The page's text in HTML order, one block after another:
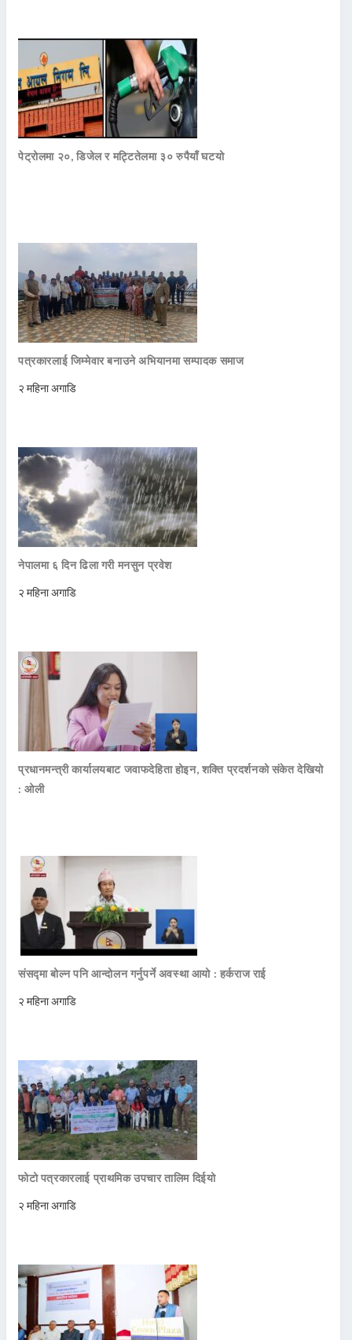
पेट्रोलमा २०, डिजेल र मट्टितेलमा ३० रुपैयाँ घटयो
पत्रकारलाई जिम्मेवार बनाउने अभियानमा सम्पादक समाज
२ महिना अगाडि
नेपालमा ६ दिन ढिला गरी मनसुन प्रवेश
२ महिना अगाडि
प्रधानमन्त्री कार्यालयबाट जवाफदेहिता होइन, शक्ति प्रदर्शनको संकेत देखियो
: ओली
संसद्मा बोल्न पनि आन्दोलन गर्नुपर्ने अवस्था आयो : हर्कराज राई
२ महिना अगाडि
फोटो पत्रकारलाई प्राथमिक उपचार तालिम दिईयो
२ महिना अगाडि